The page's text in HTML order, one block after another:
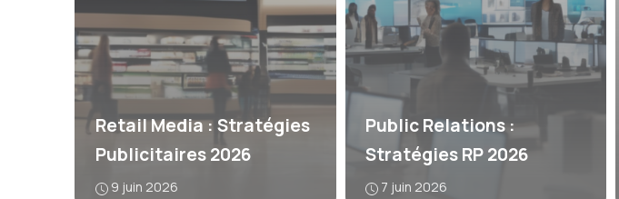
Retail Media : Stratégies
Publicitaires 2026
9 juin 2026
Public Relations :
Stratégies RP 2026
7 juin 2026